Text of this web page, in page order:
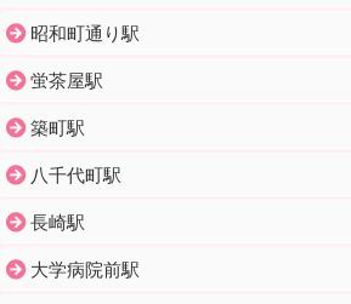
昭和町通り駅
蛍茶屋駅
築町駅
八千代町駅
長崎駅
大学病院前駅